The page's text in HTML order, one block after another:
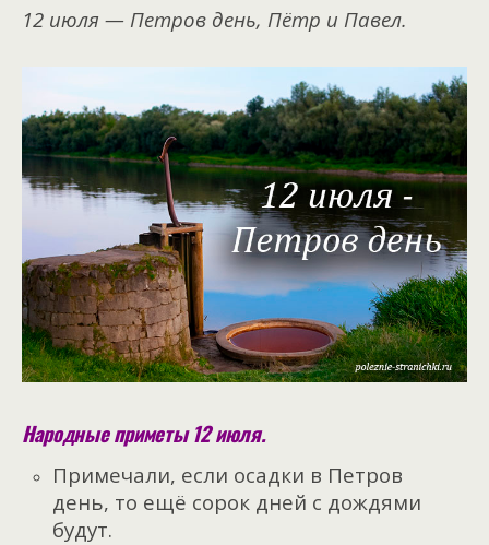
12 июля — Петров день, Пётр и Павел.
Народные приметы 12 июля.
Примечали, если осадки в Петров
день, то ещё сорок дней с дождями
будут.